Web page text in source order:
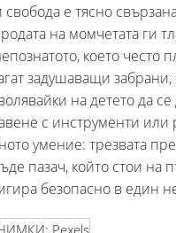
свобода е тясно
на момчетата ги
което
задушаващи
на детето да
с инструменти или
умение: трезвата
пазач, който стои на
безопасно в един